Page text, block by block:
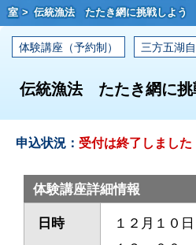
室
伝統漁法 たたき網に挑戦しよう
体験講座（予約制） 三方五湖
伝統漁法 たたき網に挑
申込状況： 受付は終了しました
体験講座詳細情報
日時
１２月１０